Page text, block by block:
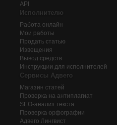
API
Исполнителю
Работа онлайн
Мои работы
Продать статью
Извещения
Вывод средств
Инструкции для исполнителей
Сервисы Адвего
Магазин статей
Проверка на антиплагиат
SEO-анализ текста
Проверка орфографии
Адвего Лингвист